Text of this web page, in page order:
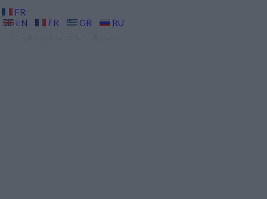
FR
EN
FR GR RU